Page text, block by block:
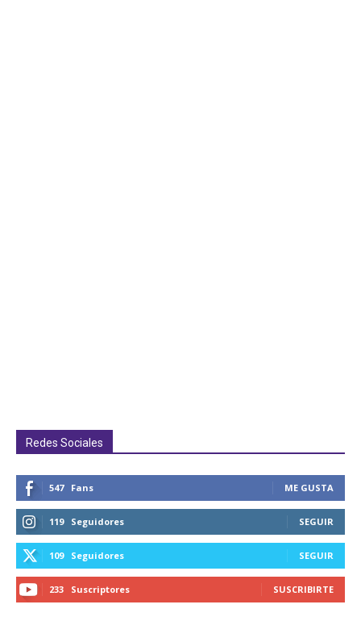
Redes Sociales
547 Fans ME GUSTA
119 Seguidores SEGUIR
109 Seguidores SEGUIR
233 Suscriptores SUSCRIBIRTE